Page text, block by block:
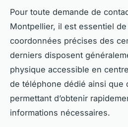
Pour toute demande de
Montpellier, il est essentiel
coordonnées précises des
derniers disposent
physique accessible en
de téléphone dédié ainsi que
permettant d’obtenir
informations nécessaires.